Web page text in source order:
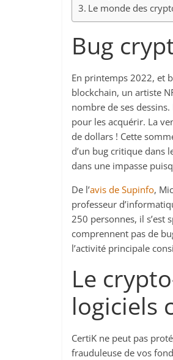
Le monde des
Bug
En printemps 2022, et
blockchain, un artiste
nombre de ses
pour les acquérir. La
de dollars ! Cette
d’un bug critique dans
dans une impasse
De l’avis de Supinfo,
professeur
250 personnes, il s’est
comprennent pas de
l’activité principale
Le
logiciels
CertiK ne peut pas
frauduleuse de vos